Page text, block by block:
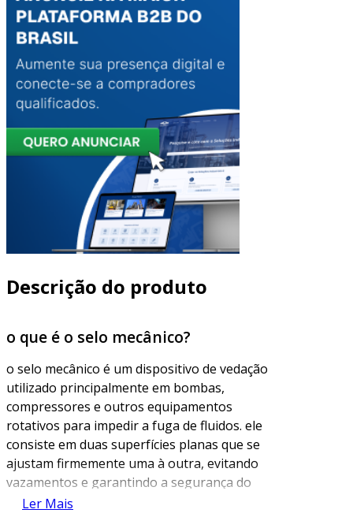
Descrição do produto
o que é o selo mecânico?
o selo mecânico é um dispositivo de vedação
utilizado principalmente em bombas,
compressores e outros equipamentos
rotativos para impedir a fuga de fluidos. ele
consiste em duas superfícies planas que se
ajustam firmemente uma à outra, evitando
vazamentos e garantindo a segurança do
sistema. a eficiência do selo mecânico é crucial
Ler Mais